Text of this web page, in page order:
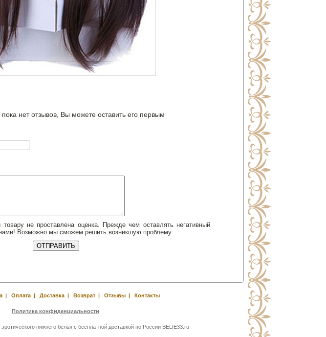
нет отзывов, Вы можете оставить его первым
не проставлена оценка. Прежде чем оставлять негативный
Возможно мы сможем решить возникшую проблему.
| Оплата| Доставка| Возврат| Отзывы| Контакты
Политика конфиденциальности
нижнего белья с бесплатной доставкой по России BELIE33.ru